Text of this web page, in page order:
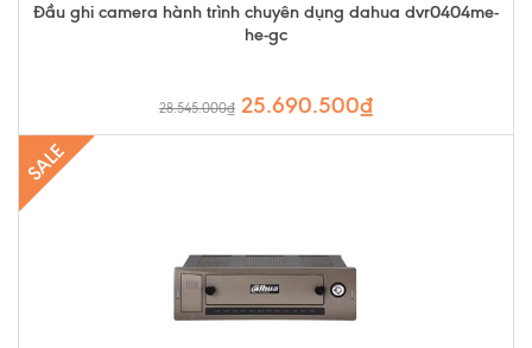
Đầu ghi camera hành trình chuyên dụng dahua dvr0404me-
he-gc
28.545.000₫ 25.690.500₫
SALE